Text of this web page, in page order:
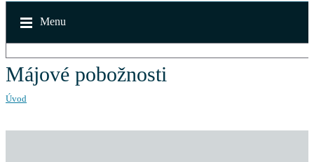
Menu
Májové pobožnosti
Úvod